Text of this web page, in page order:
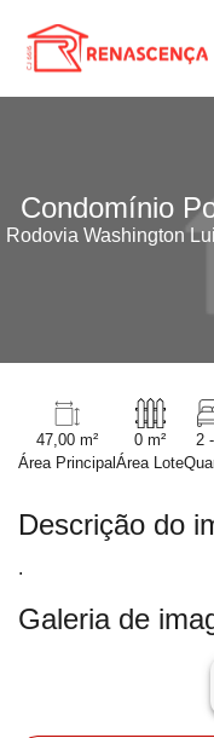
Condomínio
Rodovia Washington
47,00 m²
Área Principal
0 m²
Área Lote
2
Descrição do
.
Galeria de